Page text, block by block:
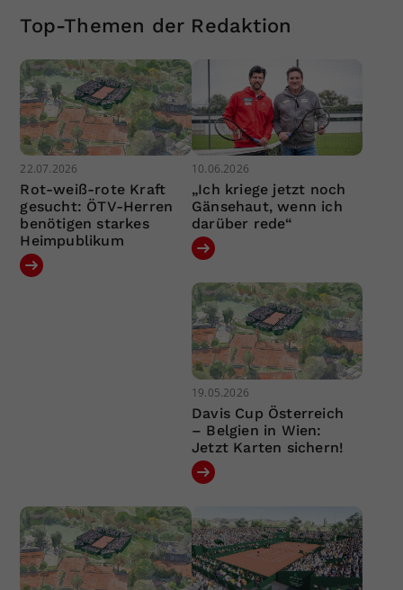
Top-Themen der Redaktion
22.07.2026
Rot-weiß-rote Kraft
gesucht: ÖTV-Herren
benötigen starkes
Heimpublikum
10.06.2026
„Ich kriege jetzt noch
Gänsehaut, wenn ich
darüber rede“
19.05.2026
Davis Cup Österreich
– Belgien in Wien:
Jetzt Karten sichern!